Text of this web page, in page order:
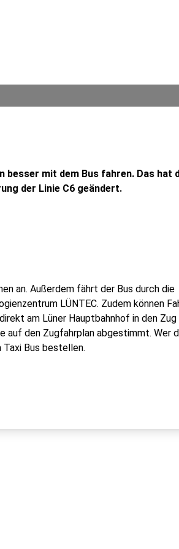
besser mit dem Bus fahren. Das hat
der Linie C6 geändert.
an. Außerdem fährt der Bus durch die
LÜNTEC. Zudem können
am Lüner Hauptbahnhof in den Zug
auf den Zugfahrplan abgestimmt. Wer
Taxi Bus bestellen.